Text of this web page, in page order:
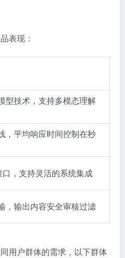
表现：
型技术，支持多模态理解
，平均响应时间控制在秒
，支持灵活的系统集成
，输出内容安全审核过滤
用户群体的需求，以下群体